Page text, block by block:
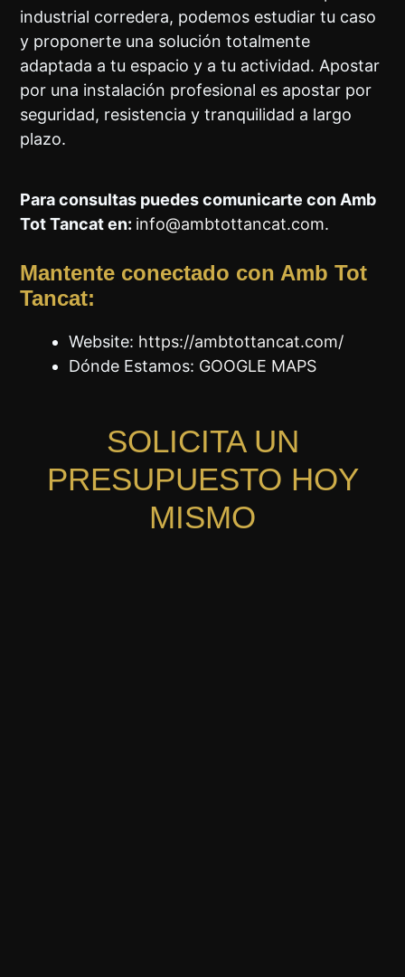
industrial corredera, podemos estudiar tu caso
y proponerte una solución totalmente
adaptada a tu espacio y a tu actividad. Apostar
por una instalación profesional es apostar por
seguridad, resistencia y tranquilidad a largo
plazo.
Para consultas puedes comunicarte con Amb
Tot Tancat en: info@ambtottancat.com.
Mantente conectado con Amb Tot
Tancat:
Website: https://ambtottancat.com/
Dónde Estamos: GOOGLE MAPS
SOLICITA UN
PRESUPUESTO HOY
MISMO